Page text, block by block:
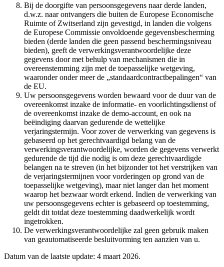
Bij de doorgifte van persoonsgegevens naar derde landen,
d.w.z. naar ontvangers die buiten de Europese Economische
Ruimte of Zwitserland zijn gevestigd, in landen die volgens
de Europese Commissie onvoldoende gegevensbescherming
bieden (derde landen die geen passend beschermingsniveau
bieden), geeft de verwerkingsverantwoordelijke deze
gegevens door met behulp van mechanismen die in
overeenstemming zijn met de toepasselijke wetgeving,
waaronder onder meer de „standaardcontractbepalingen“ van
de EU.
Uw persoonsgegevens worden bewaard voor de duur van de
overeenkomst inzake de informatie- en voorlichtingsdienst of
de overeenkomst inzake de demo-account, en ook na
beëindiging daarvan gedurende de wettelijke
verjaringstermijn. Voor zover de verwerking van gegevens is
gebaseerd op het gerechtvaardigd belang van de
verwerkingsverantwoordelijke, worden de gegevens verwerkt
gedurende de tijd die nodig is om deze gerechtvaardigde
belangen na te streven (in het bijzonder tot het verstrijken van
de verjaringstermijnen voor vorderingen op grond van de
toepasselijke wetgeving), maar niet langer dan het moment
waarop het bezwaar wordt erkend. Indien de verwerking van
uw persoonsgegevens echter is gebaseerd op toestemming,
geldt dit totdat deze toestemming daadwerkelijk wordt
ingetrokken.
De verwerkingsverantwoordelijke zal geen gebruik maken
van geautomatiseerde besluitvorming ten aanzien van u.
Datum van de laatste update: 4 maart 2026.